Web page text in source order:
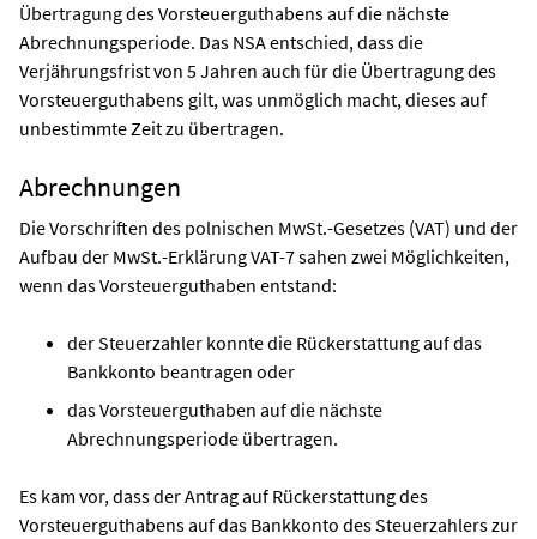
Übertragung des Vorsteuerguthabens auf die nächste
Abrechnungsperiode. Das NSA entschied, dass die
Verjährungsfrist von 5 Jahren auch für die Übertragung des
Vorsteuerguthabens gilt, was unmöglich macht, dieses auf
unbestimmte Zeit zu übertragen.
Abrechnungen
Die Vorschriften des polnischen MwSt.-Gesetzes (VAT) und der
Aufbau der MwSt.-Erklärung VAT-7 sahen zwei Möglichkeiten,
wenn das Vorsteuerguthaben entstand:
der Steuerzahler konnte die Rückerstattung auf das
Bankkonto beantragen oder
das Vorsteuerguthaben auf die nächste
Abrechnungsperiode übertragen.
Es kam vor, dass der Antrag auf Rückerstattung des
Vorsteuerguthabens auf das Bankkonto des Steuerzahlers zur